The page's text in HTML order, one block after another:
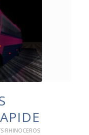
RHINOCEROS